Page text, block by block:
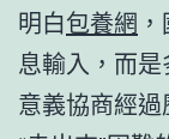
明白包養網
息輸入，而是
意義協商經過